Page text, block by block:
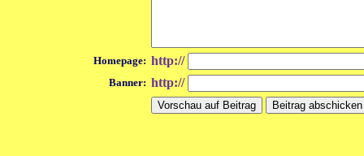
Homepage: http://
Banner: http://